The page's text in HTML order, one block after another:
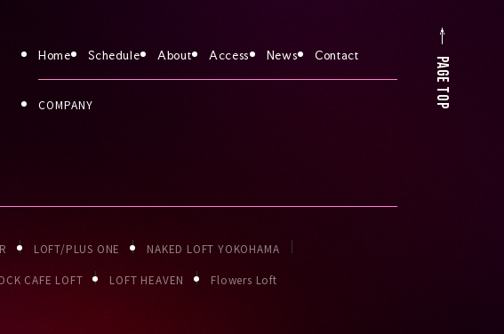
Home Schedule About Access News Contact
COMPANY
LOFT/PLUS ONE NAKED LOFT YOKOHAMA
CAFE LOFT LOFT HEAVEN Flowers Loft
PAGE TOP